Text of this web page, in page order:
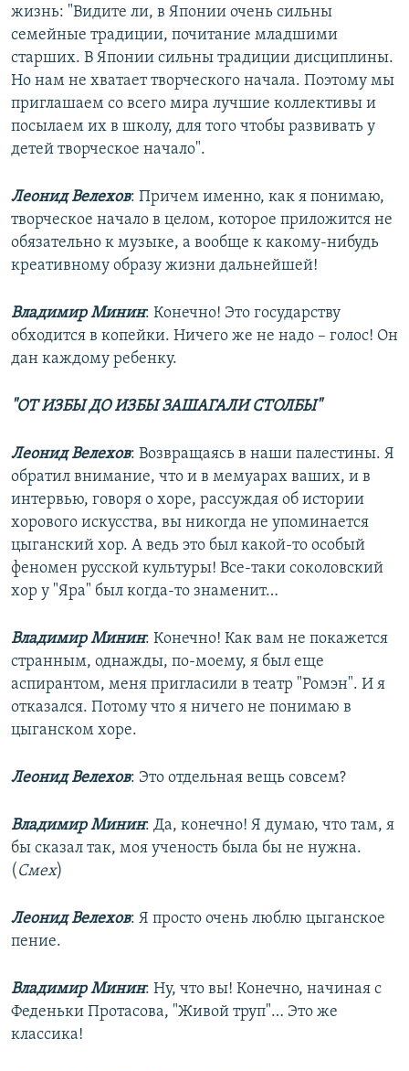
жизнь: "Видите ли, в Японии очень сильны
семейные традиции, почитание младшими
старших. В Японии сильны традиции дисциплины.
Но нам не хватает творческого начала. Поэтому мы
приглашаем со всего мира лучшие коллективы и
посылаем их в школу, для того чтобы развивать у
детей творческое начало".
Леонид Велехов: Причем именно, как я понимаю,
творческое начало в целом, которое приложится не
обязательно к музыке, а вообще к какому-нибудь
креативному образу жизни дальнейшей!
Владимир Минин: Конечно! Это государству
обходится в копейки. Ничего же не надо – голос! Он
дан каждому ребенку.
"ОТ ИЗБЫ ДО ИЗБЫ ЗАШАГАЛИ СТОЛБЫ"
Леонид Велехов: Возвращаясь в наши палестины. Я
обратил внимание, что и в мемуарах ваших, и в
интервью, говоря о хоре, рассуждая об истории
хорового искусства, вы никогда не упоминается
цыганский хор. А ведь это был какой-то особый
феномен русской культуры! Все-таки соколовский
хор у "Яра" был когда-то знаменит…
Владимир Минин: Конечно! Как вам не покажется
странным, однажды, по-моему, я был еще
аспирантом, меня пригласили в театр "Ромэн". И я
отказался. Потому что я ничего не понимаю в
цыганском хоре.
Леонид Велехов: Это отдельная вещь совсем?
Владимир Минин: Да, конечно! Я думаю, что там, я
бы сказал так, моя ученость была бы не нужна.
( Смех)
Леонид Велехов: Я просто очень люблю цыганское
пение.
Владимир Минин: Ну, что вы! Конечно, начиная с
Феденьки Протасова, "Живой труп"… Это же
классика!